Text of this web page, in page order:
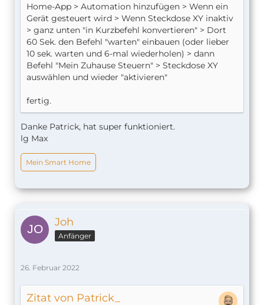
Home-App > Automation hinzufügen > Wenn ein
Gerät gesteuert wird > Wenn Steckdose XY inaktiv
> ganz unten "in Kurzbefehl konvertieren" > Dort
60 Sek. den Befehl "warten" einbauen (oder lieber
10 sek. warten und 6-mal wiederholen) > dann
Befehl "Mein Zuhause Steuern" > Steckdose XY
auswählen und wieder "aktivieren"
fertig.
Danke Patrick, hat super funktioniert.
lg Max
Mein Smart Home
Joh
Anfänger
26. Februar 2022
Zitat von Patrick_